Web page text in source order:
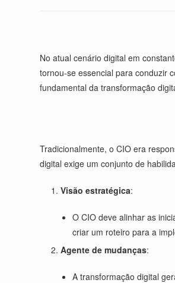
No atual cenário digital em
tornou-se essencial para conduzir
fundamental da transformação
Tradicionalmente, o CIO era
digital exige um conjunto de
Visão estratégica:
O CIO deve alinhar as
criar um roteiro para a
Agente de mudanças:
A transformação digital